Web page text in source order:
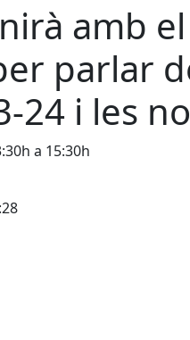
amb
parlar
24 i les
a 15:30h